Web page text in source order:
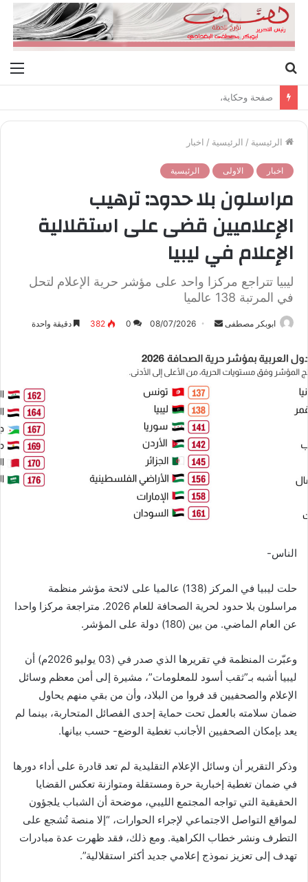
عن
صفحة وحكاية،
الرئيسية / الرئيسية / اخبار
اخبار الاولى الرئيسية
مراسلون بلا حدود: ترهيب
الإعلاميين قضى على استقلالية
الإعلام في ليبيا
ليبيا تتراجع مركزا واحد على مؤشر حرية الإعلام لتحل
في المرتبة 138 عالميا
ابوبكر مصطفى
س
ل
ي
ا
08/07/2026
0
382 دقيقة واحدة
الناس-
حلت ليبيا في المركز (138) عالميا على لائحة مؤشر منظمة
مراسلون بلا حدود لحرية الصحافة للعام 2026. متراجعة مركزا واحدا
عن العام الماضي. من بين (180) دولة على المؤشر.
وعبّرت المنظمة في تقريرها الذي صدر في (03 يوليو 2026م) أن
ليبيا أشبه بـ”ثقب أسود للمعلومات”، مشيرة إلى أمن معظم وسائل
الإعلام والصحفيين قد فروا من البلاد، وأن من بقي منهم يحاول
ضمان سلامته بالعمل تحت حماية إحدى الفصائل المتحاربة، بينما لم
يعد بإمكان الصحفيين الأجانب تغطية الوضع- حسب بيانها.
وذكر التقرير أن وسائل الإعلام التقليدية لم تعد قادرة على أداء دورها
في ضمان تغطية إخبارية حرة ومستقلة ومتوازنة تعكس القضايا
الحقيقية التي تواجه المجتمع الليبي، موضحة أن الشباب يلجؤون
لمواقع التواصل الاجتماعي لإجراء الحوارات، “إلا منصة تُشجع على
التطرف ونشر خطاب الكراهية. ومع ذلك، فقد ظهرت عدة مبادرات
تهدف إلى تعزيز نموذج إعلامي جديد أكثر استقلالية”.